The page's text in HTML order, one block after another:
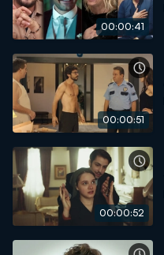
00:00:41
00:00:51
00:00:52